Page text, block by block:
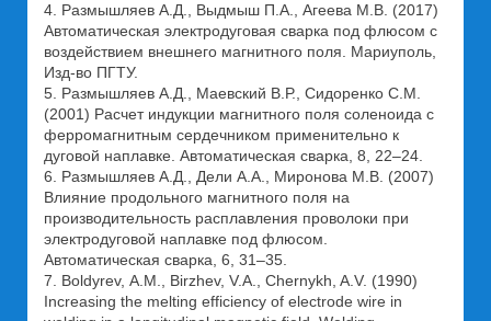
4. Размышляев А.Д., Выдмыш П.А., Агеева М.В. (2017)
Автоматическая электродуговая сварка под флюсом с
воздействием внешнего магнитного поля. Мариуполь,
Изд-во ПГТУ.
5. Размышляев А.Д., Маевский В.Р., Сидоренко С.М.
(2001) Расчет индукции магнитного поля соленоида с
ферромагнитным сердечником применительно к
дуговой наплавке. Автоматическая сварка, 8, 22–24.
6. Размышляев А.Д., Дели А.А., Миронова М.В. (2007)
Влияние продольного магнитного поля на
производительность расплавления проволоки при
электродуговой наплавке под флюсом.
Автоматическая сварка, 6, 31–35.
7. Boldyrev, А.М., Birzhev, V.A., Chernykh, A.V. (1990)
Increasing the melting efficiency of electrode wire in